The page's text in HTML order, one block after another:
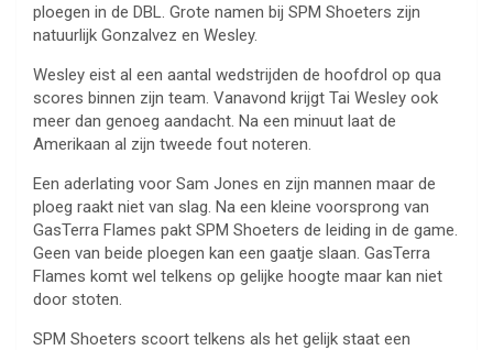
ploegen in de DBL. Grote namen bij SPM Shoeters zijn
natuurlijk Gonzalvez en Wesley.
Wesley eist al een aantal wedstrijden de hoofdrol op qua
scores binnen zijn team. Vanavond krijgt Tai Wesley ook
meer dan genoeg aandacht. Na een minuut laat de
Amerikaan al zijn tweede fout noteren.
Een aderlating voor Sam Jones en zijn mannen maar de
ploeg raakt niet van slag. Na een kleine voorsprong van
GasTerra Flames pakt SPM Shoeters de leiding in de game.
Geen van beide ploegen kan een gaatje slaan. GasTerra
Flames komt wel telkens op gelijke hoogte maar kan niet
door stoten.
SPM Shoeters scoort telkens als het gelijk staat een